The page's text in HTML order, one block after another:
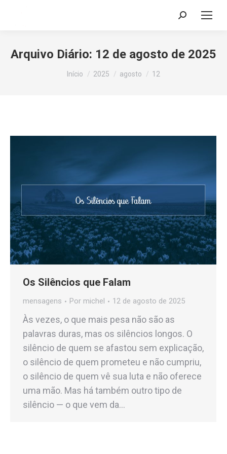
Search:
Arquivo Diário: 12 de agosto de 2025
Você está aqui:
Início 2025 agosto 12
Os Silêncios que Falam
mensagens Por michel 12 de agosto de 2025
Às vezes, o que mais pesa não são as
palavras duras, mas os silêncios longos. O
silêncio de quem se afastou sem explicação,
o silêncio de quem prometeu e não cumpriu,
o silêncio de quem vê sua luta e não oferece
uma mão. Mas há também outro tipo de
silêncio — o que vem da…